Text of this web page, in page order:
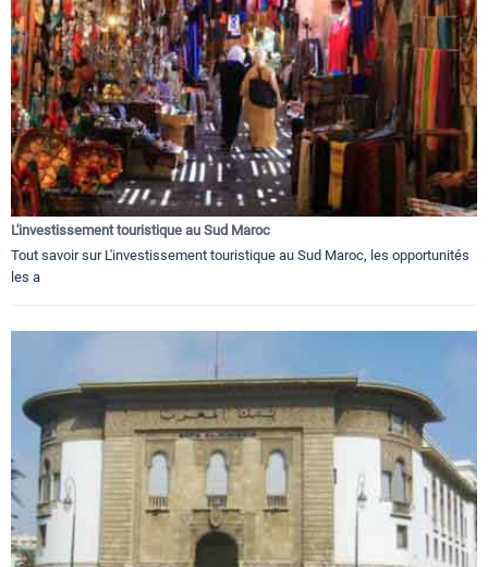
L'investissement touristique au Sud Maroc
Tout savoir sur L'investissement touristique au Sud Maroc, les opportunités
les a